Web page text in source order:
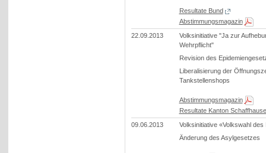
Resultate Bund
Abstimmungsmagazin
22.09.2013
Volksinitiative "Ja zur
Wehrpflicht"
Revision des
Liberalisierung der
Tankstellenshops
Abstimmungsmagazin
Resultate Kanton
09.06.2013
Volksinitiative «Volkswahl
Änderung des Asylgesetzes